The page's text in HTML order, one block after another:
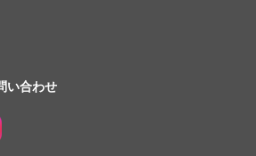
い合わせ